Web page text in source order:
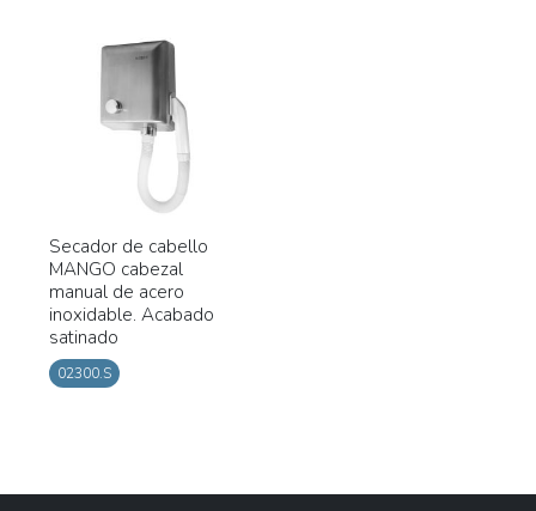
Secador de cabello
MANGO cabezal
manual de acero
inoxidable. Acabado
satinado
02300.S